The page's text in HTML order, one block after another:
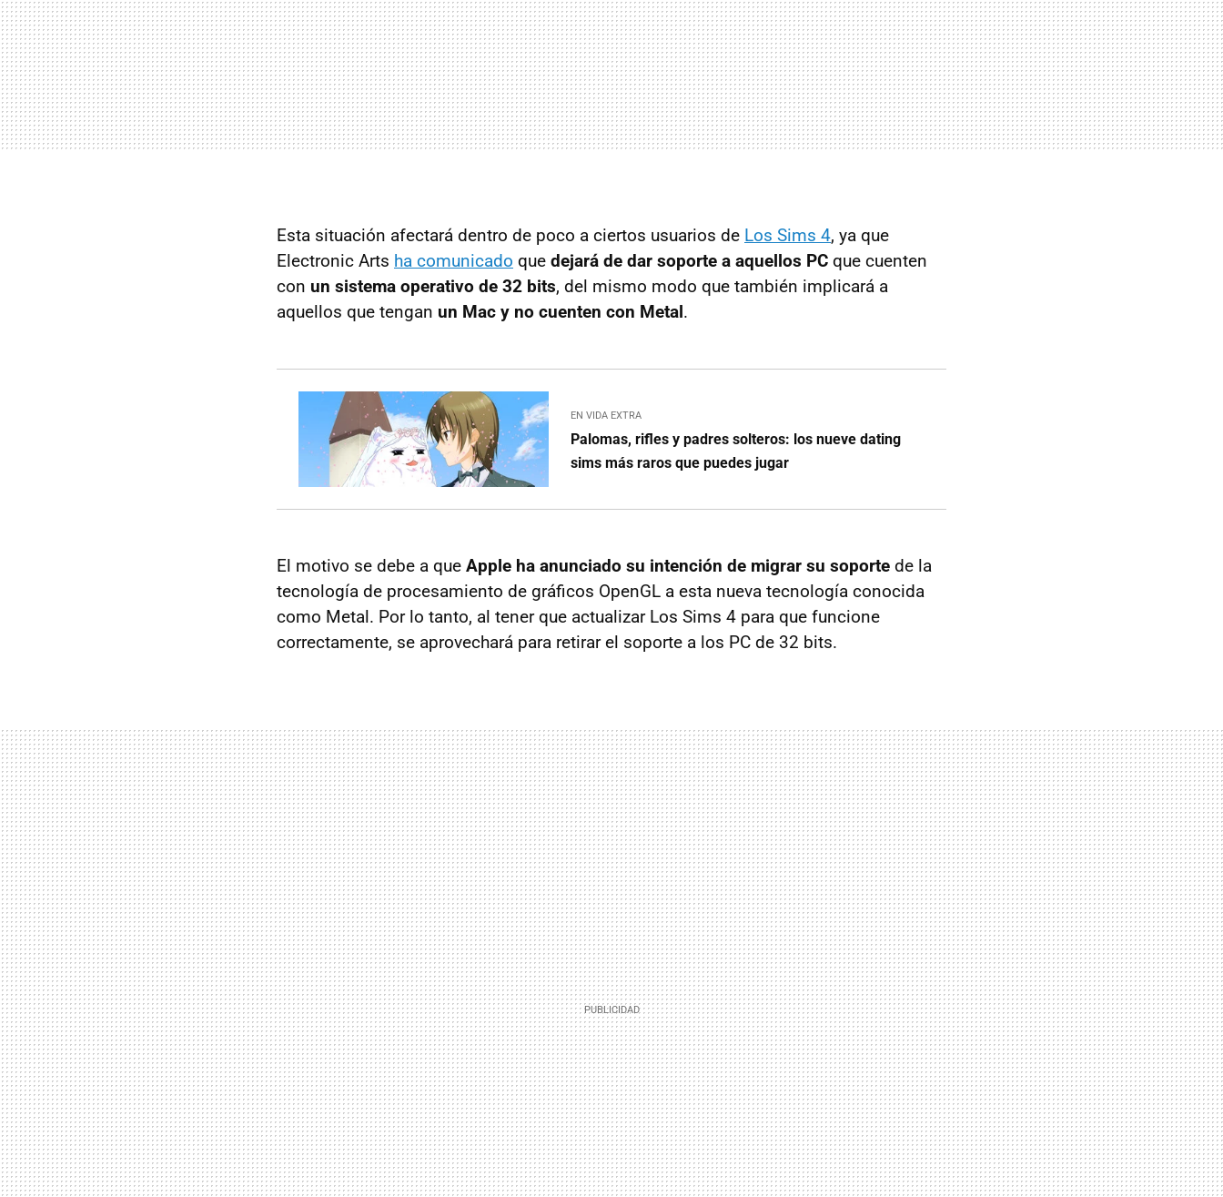
Esta situación afectará dentro de poco a ciertos usuarios de Los Sims 4, ya que
Electronic Arts ha comunicado que dejará de dar soporte a aquellos PC que cuenten
con un sistema operativo de 32 bits, del mismo modo que también implicará a
aquellos que tengan un Mac y no cuenten con Metal.
EN VIDA EXTRA
Palomas, rifles y padres solteros: los nueve dating
sims más raros que puedes jugar
El motivo se debe a que Apple ha anunciado su intención de migrar su soporte de la
tecnología de procesamiento de gráficos OpenGL a esta nueva tecnología conocida
como Metal. Por lo tanto, al tener que actualizar Los Sims 4 para que funcione
correctamente, se aprovechará para retirar el soporte a los PC de 32 bits.